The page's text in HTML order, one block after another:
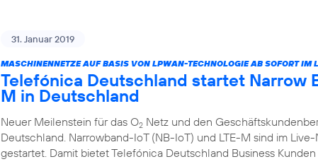
31. Januar 2019
MASCHINENNETZE AUF BASIS VON LPWAN-TECHNOLOGIE AB SOFORT IM
Telefónica Deutschland startet Narrow
M in Deutschland
Neuer Meilenstein für das O2 Netz und den
Deutschland. Narrowband-IoT (NB-IoT) und LTE-M sind im
gestartet. Damit bietet Telefónica Deutschland Business